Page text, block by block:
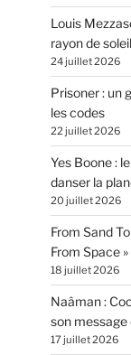
Louis
rayon de soleil
24 juillet 2026
Prisoner : un
les codes
22 juillet 2026
Yes Boone :
danser la
20 juillet 2026
From Sand
From Space »
18 juillet 2026
Naâman :
son
17 juillet 2026